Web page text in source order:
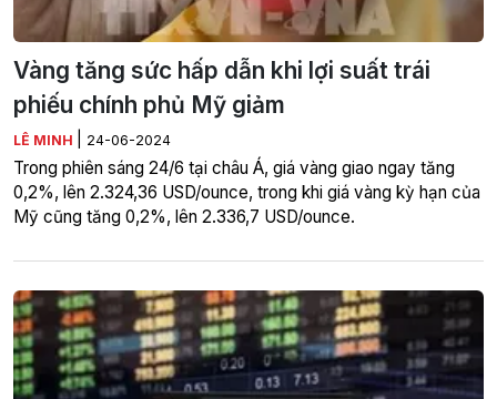
Vàng tăng sức hấp dẫn khi lợi suất trái
phiếu chính phủ Mỹ giảm
LÊ MINH 24-06-2024
Trong phiên sáng 24/6 tại châu Á, giá vàng giao ngay tăng
0,2%, lên 2.324,36 USD/ounce, trong khi giá vàng kỳ hạn của
Mỹ cũng tăng 0,2%, lên 2.336,7 USD/ounce.